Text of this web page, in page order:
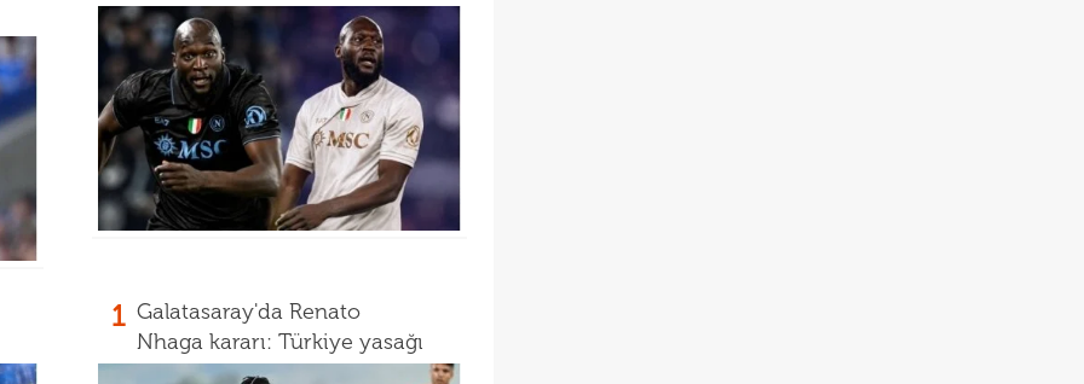
1 Galatasaray'da Renato
Nhaga kararı: Türkiye yasağı